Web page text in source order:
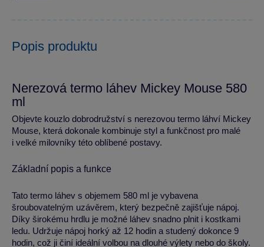
Popis produktu
Nerezová termo láhev Mickey Mouse 580
ml
Objevte kouzlo dobrodružství s nerezovou termo láhví Mickey
Mouse, která dokonale kombinuje styl a funkčnost pro malé
i velké milovníky této oblíbené postavy.
Základní popis a funkce
Tato termo láhev s objemem 580 ml je vybavena
šroubovatelným uzávěrem, který bezpečně zajišťuje nápoj.
Díky širokému hrdlu je možné láhev snadno plnit i kostkami
ledu. Udržuje nápoj horký až 12 hodin a studený dokonce 9
hodin, což ji činí ideální volbou na dlouhé výlety nebo do školy.